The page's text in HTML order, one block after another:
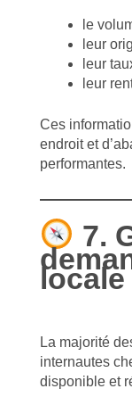
le
leur
leur
leur
Ces
endroit et
performantes.
7.
locale
La majorité
internautes
disponible et